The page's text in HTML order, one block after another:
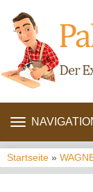
Startseite »